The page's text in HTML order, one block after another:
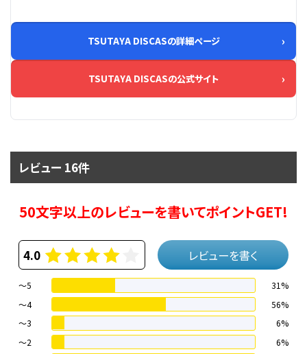
TSUTAYA DISCASの詳細ページ
TSUTAYA DISCASの公式サイト
レビュー 16件
50文字以上のレビューを書いてポイントGET!
4.0 レビューを書く
～5
31%
～4
56%
〜3
6%
〜2
6%